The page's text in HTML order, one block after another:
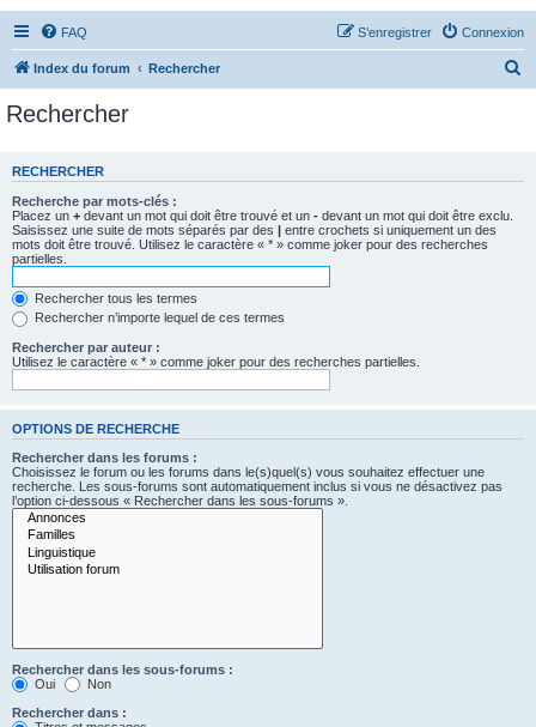
FAQ Connexion
S’enregistrer
Index du forum Rechercher
e
Rechercher
RECHERCHER
Recherche par mots-clés :
Placez un + devant un mot qui doit être trouvé et un - devant un mot qui doit être exclu.
Saisissez une suite de mots séparés par des | entre crochets si uniquement un des
mots doit être trouvé. Utilisez le caractère « * » comme joker pour des recherches
partielles.
Rechercher tous les termes
Rechercher n’importe lequel de ces termes
Rechercher par auteur :
Utilisez le caractère « * » comme joker pour des recherches partielles.
OPTIONS DE RECHERCHE
Rechercher dans les forums :
Choisissez le forum ou les forums dans le(s)quel(s) vous souhaitez effectuer une
recherche. Les sous-forums sont automatiquement inclus si vous ne désactivez pas
l’option ci-dessous « Rechercher dans les sous-forums ».
Rechercher dans les sous-forums :
Oui
Non
Rechercher dans :